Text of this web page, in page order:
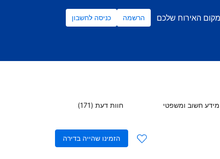
האירוח שלכם הרשמה כניסה לחשבון
מידע חשוב ומשפטי חוות דעת (171)
הזמינו שהייה בדירה